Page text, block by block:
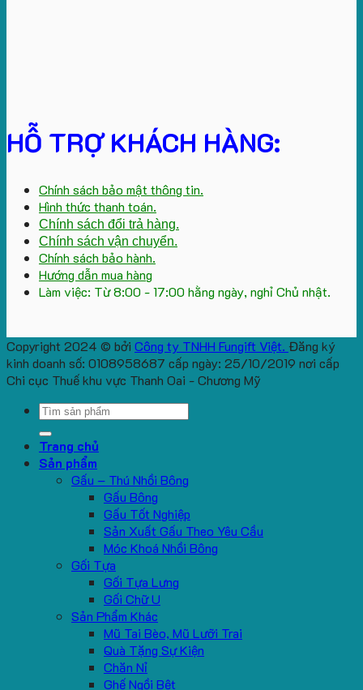
HỖ TRỢ KHÁCH HÀNG:
Chính sách bảo mật thông tin.
Hình thức thanh toán.
Chính sách đổi trả hàng.
Chính sách vận chuyển.
Chính sách bảo hành.
Hướng dẫn mua hàng
Làm việc: Từ 8:00 - 17:00 hằng ngày, nghỉ Chủ nhật.
Copyright 2024 © bởi Công ty TNHH Fungift Việt. Đăng ký
kinh doanh số: 0108958687 cấp ngày: 25/10/2019 nơi cấp
Chi cục Thuế khu vực Thanh Oai - Chương Mỹ
Search
Trang chủ
Sản phẩm
Gấu – Thú Nhồi Bông
Gấu Bông
Gấu Tốt Nghiệp
Sản Xuất Gấu Theo Yêu Cầu
Móc Khoá Nhồi Bông
Gối Tựa
Gối Tựa Lưng
Gối Chữ U
Sản Phẩm Khác
Mũ Tai Bèo, Mũ Lưỡi Trai
Quà Tặng Sự Kiện
Chăn Nỉ
Ghế Ngồi Bệt